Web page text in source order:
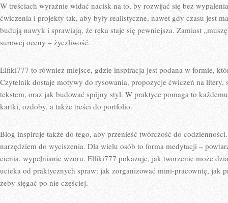
W treściach wyraźnie widać nacisk na to, by rozwijać się bez
ćwiczenia i projekty tak, aby były realistyczne, nawet gdy czasu jest
budują nawyk i sprawiają, że ręka staje się pewniejsza. Zamiast
surowej oceny – życzliwość.
Elfiki777 to również miejsce, gdzie inspiracja jest podana w formie,
Czytelnik dostaje motywy do rysowania, propozycje ćwiczeń na litery,
tekstem, oraz jak budować spójny styl. W praktyce pomaga to
kartki, ozdoby, a także treści do portfolio.
Blog inspiruje także do tego, aby przenieść twórczość do
narzędziem do wyciszenia. Dla wielu osób to forma medytacji –
cienia, wypełnianie wzoru. Elfiki777 pokazuje, jak tworzenie może
ucieka od praktycznych spraw: jak zorganizować mini-pracownię, jak
żeby sięgać po nie częściej.